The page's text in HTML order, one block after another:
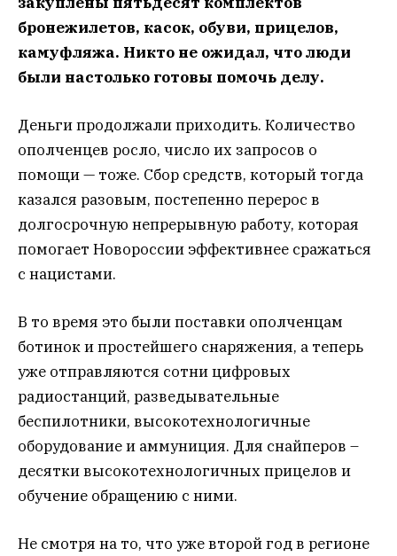
бронежилетов, касок, обуви, прицелов,
камуфляжа. Никто не ожидал, что люди
были настолько готовы помочь делу.
Деньги продолжали приходить. Количество
ополченцев росло, число их запросов о
помощи — тоже. Сбор средств, который тогда
казался разовым, постепенно перерос в
долгосрочную непрерывную работу, которая
помогает Новороссии эффективнее сражаться
с нацистами.
В то время это были поставки ополченцам
ботинок и простейшего снаряжения, а теперь
уже отправляются сотни цифровых
радиостанций, разведывательные
беспилотники, высокотехнологичные
оборудование и аммуниция. Для снайперов –
десятки высокотехнологичных прицелов и
обучение обращению с ними.
Не смотря на то, что уже второй год в регионе